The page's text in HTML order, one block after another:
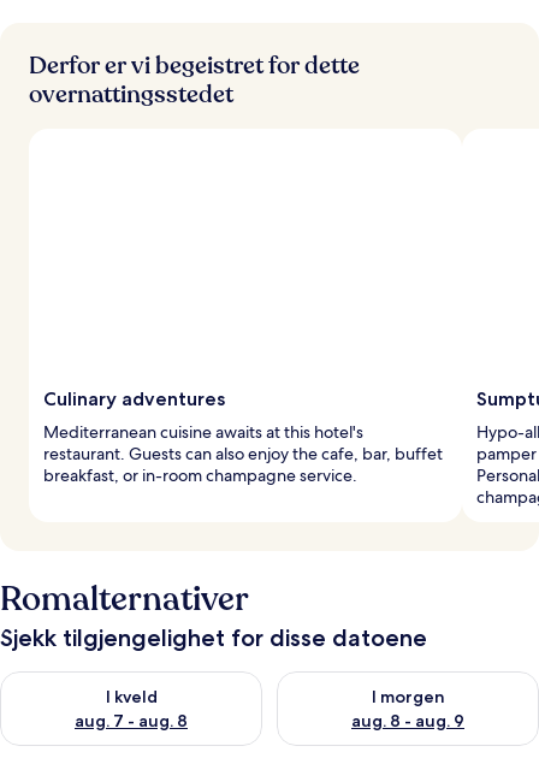
Derfor er vi begeistret for dette
overnattingsstedet
Culinary adventures
Mediterranean cuisine awaits at this hotel's
restaurant. Guests can also enjoy the cafe, bar, buffet
breakfast, or in-room champagne service.
Hypo-
Romalternativer
Sjekk tilgjengelighet for disse datoene
I kveld
aug. 7 - aug. 8
Sjekk tilgjengelighet for i kveld, aug. 7 - aug. 8
I morgen
aug. 8 - aug. 9
Sjekk tilgjengelighet for i